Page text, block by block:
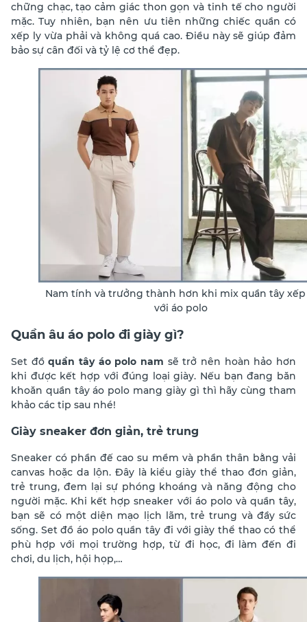
chững chạc, tạo cảm giác thon gọn và tinh tế cho người
mặc. Tuy nhiên, bạn nên ưu tiên những chiếc quần có
xếp ly vừa phải và không quá cao. Điều này sẽ giúp đảm
bảo sự cân đối và tỷ lệ cơ thể đẹp.
Nam tính và trưởng thành hơn khi mix quần tây
với áo polo
Quần âu áo polo đi giày gì?
Set đồquần tây áo polo nam sẽ trở nên hoàn hảo hơn
khi được kết hợp với đúng loại giày. Nếu bạn đang băn
khoăn quần tây áo polo mang giày gì thì hãy cùng tham
khảo các tip sau nhé!
Giày sneaker đơn giản, trẻ trung
Sneaker có phần đế cao su mềm và phần thân bằng vải
canvas hoặc da lộn. Đây là kiểu giày thể thao đơn giản,
trẻ trung, đem lại sự phóng khoáng và năng động cho
người mặc. Khi kết hợp sneaker với áo polo và quần tây,
bạn sẽ có một diện mạo lịch lãm, trẻ trung và đầy sức
sống. Set đồ áo polo quần tây đi với giày thể thao có thể
phù hợp với mọi trường hợp, từ đi học, đi làm đến đi
chơi, du lịch, hội họp,…